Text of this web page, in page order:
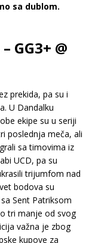
sa dublom.
GG3+ @
prekida, pa su i
U Dandalku
ekipe su u seriji
poslednja meča, ali
sa timovima iz
UCD, pa su
trijumfom nad
bodova su
Sent Patriksom
tri manje od svog
važna je zbog
kupove za